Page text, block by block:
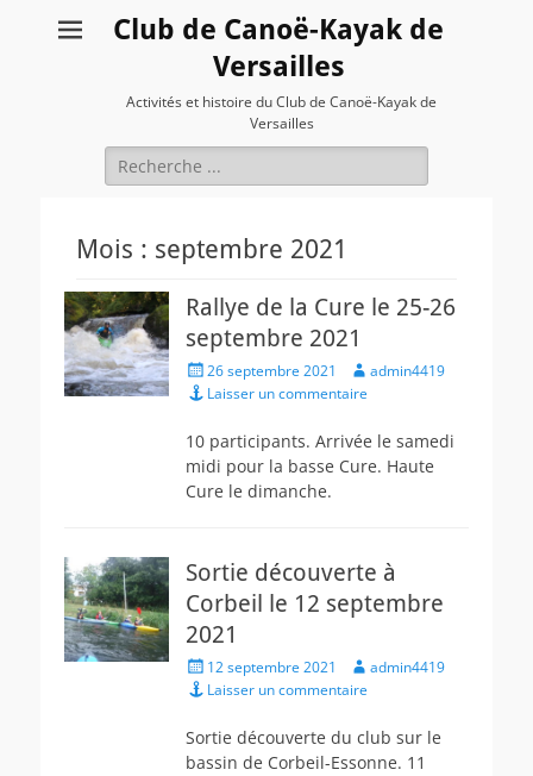
Club de Canoë-Kayak de
Versailles
Activités et histoire du Club de Canoë-Kayak de
Versailles
Rechercher :
Mois : septembre 2021
Rallye de la Cure le 25-26
septembre 2021
Posted
on
26 septembre 2021 Author
admin4419
Laisser un commentaire
10 participants. Arrivée le samedi
midi pour la basse Cure. Haute
Cure le dimanche.
Sortie découverte à
Corbeil le 12 septembre
2021
Posted
on
12 septembre 2021 Author
admin4419
Laisser un commentaire
Sortie découverte du club sur le
bassin de Corbeil-Essonne. 11